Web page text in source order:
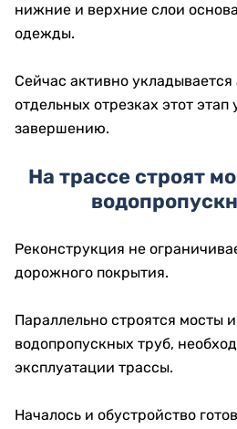
нижние и верхние слои
одежды.
Сейчас активно укладывается
отдельных отрезках этот
завершению.
На трассе строят
Реконструкция не
дорожного покрытия.
Параллельно строятся мосты
водопропускных труб,
эксплуатации трассы.
Началось и обустройство